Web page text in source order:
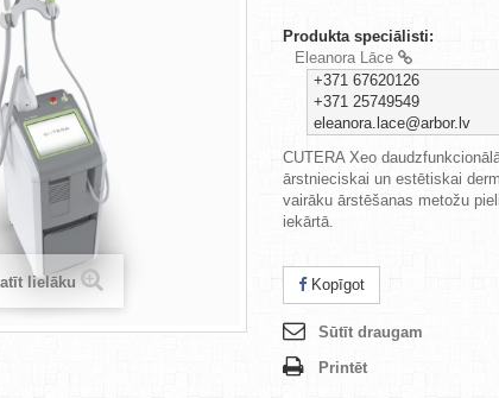
lielāku
Produkta speciālisti:
Eleanora Lāce
+371 67620126
+371 25749549
eleanora.lace@arbor.lv
CUTERA Xeo
ārstnieciskai un estētiskai
vairāku ārstēšanas metožu
iekārtā.
Kopīgot
Sūtīt draugam
Printēt